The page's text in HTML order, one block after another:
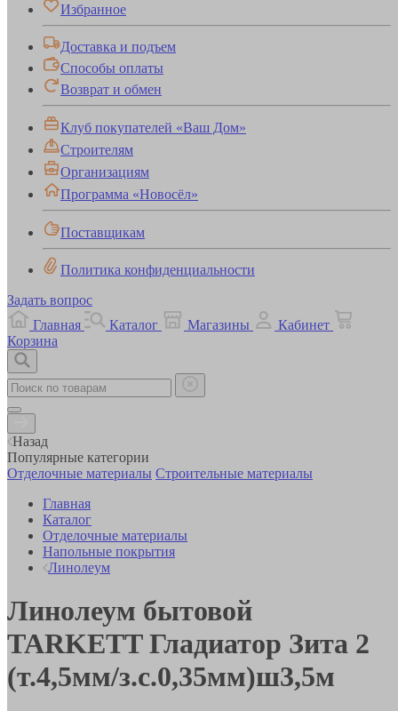
Избранное
Доставка и подъем
Способы оплаты
Возврат и обмен
Клуб покупателей «Ваш Дом»
Строителям
Организациям
Программа «Новосёл»
Поставщикам
Политика конфиденциальности
Задать вопрос
Главная
Каталог Магазины
Кабинет
Корзина
Назад
Популярные категории
Отделочные материалы Строительные материалы
Главная
Каталог
Отделочные материалы
Напольные покрытия
Линолеум
Линолеум бытовой
TARKETT Гладиатор Зита 2
(т.4,5мм/з.с.0,35мм)ш3,5м